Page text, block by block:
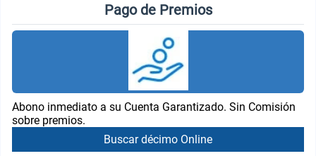
Pago de Premios
Abono inmediato a su Cuenta Garantizado. Sin Comisión
sobre premios.
Buscar décimo Online